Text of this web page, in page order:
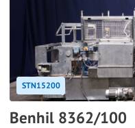
STN15200
Benhil 8362/100